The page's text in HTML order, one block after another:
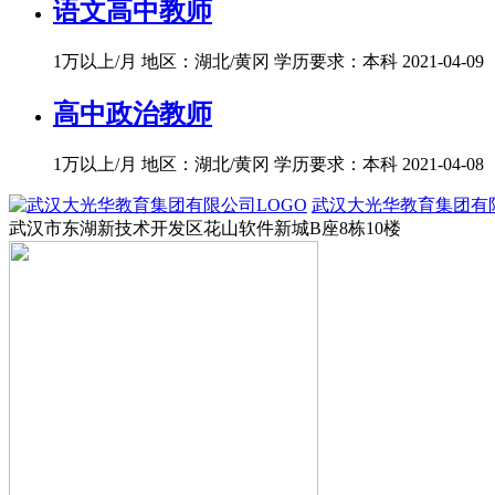
语文高中教师
1万以上/月 地区：湖北/黄冈 学历要求：本科 2021-04-09
高中政治教师
1万以上/月 地区：湖北/黄冈 学历要求：本科 2021-04-08
武汉大光华教育集团有
武汉市东湖新技术开发区花山软件新城B座8栋10楼